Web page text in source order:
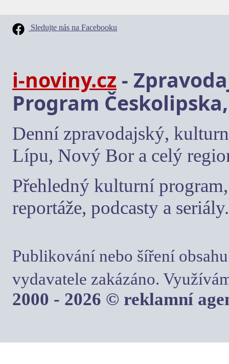
Sledujte nás na Facebooku
i-noviny.cz -
Program
Denní zpravodajský,
Lípu, Nový Bor a celý
Přehledný kulturní
reportáže, podcasty a seriály.
Publikování nebo šíření
vydavatele zakázáno.
2000 - 2026 © reklamní